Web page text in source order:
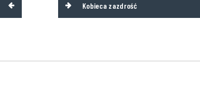
Kobieca zazdrość